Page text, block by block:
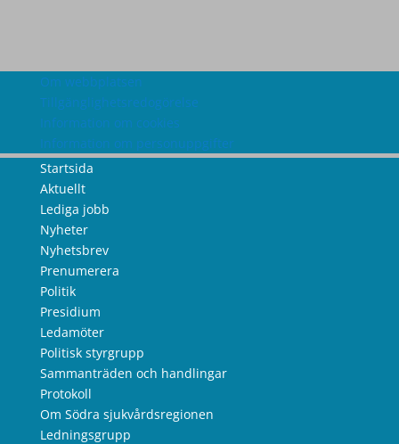
Om webbplatsen
Tillgänglighetsredogörelse
Information om cookies
Information om personuppgifter
Startsida
Aktuellt
Lediga jobb
Nyheter
Nyhetsbrev
Prenumerera
Politik
Presidium
Ledamöter
Politisk styrgrupp
Sammanträden och handlingar
Protokoll
Om Södra sjukvårdsregionen
Ledningsgrupp